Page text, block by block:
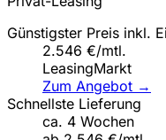
Günstigster Preis inkl.
2.546 €/mtl.
LeasingMarkt
Zum Angebot →
Schnellste Lieferung
ca. 4 Wochen